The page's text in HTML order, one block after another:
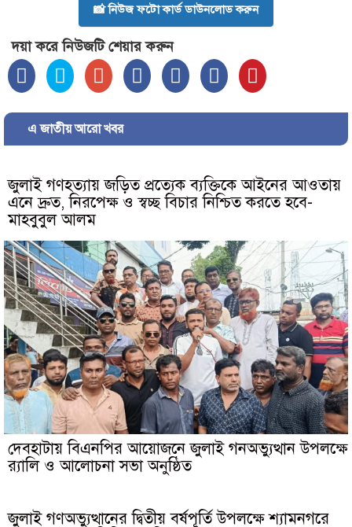
📸 নিউজ ফটো কার্ড ডাউনলোড করুন
দয়া করে নিউজটি শেয়ার করুন
এ জাতীয় আরো খবর
জুলাই গণহত্যায় জড়িত প্রত্যেক ব্যক্তিকে আইনের আওতায়
এনে দ্রুত, নিরপেক্ষ ও স্বচ্ছ বিচার নিশ্চিত করতে হবে-
মাহবুবুল আলম
দেবহাটায় বিএনপির আয়োজনে জুলাই গনঅভ্যুত্থান উপলক্ষে
র‍্যালি ও আলোচনা সভা অনুষ্ঠিত
জুলাই গণঅভ্যুত্থানের দ্বিতীয় বর্ষপূর্তি উপলক্ষে শ্যামনগরে